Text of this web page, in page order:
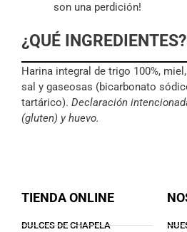
son una perdición!
¿QUÉ INGREDIENTES?
Harina integral de trigo 100%,
sal y gaseosas (bicarbonato
tartárico). Declaración
(gluten) y huevo.
TIENDA ONLINE
DULCES DE CHAPELA